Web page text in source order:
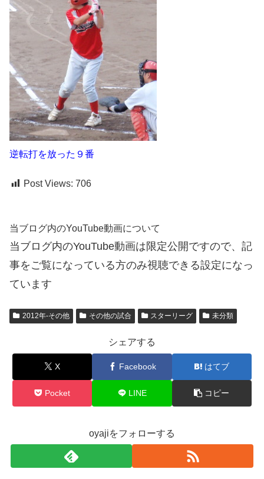
逆転打を放った９番
Post Views: 706
当ブログ内のYouTube動画について
当ブログ内のYouTube動画は限定公開ですので、記
事をご覧になっている方のみ視聴できる設定になっ
ています
2012年-その他 その他の試合 スターリーグ 未分類
シェアする
X Facebook はてブ
Pocket LINE コピー
oyajiをフォローする